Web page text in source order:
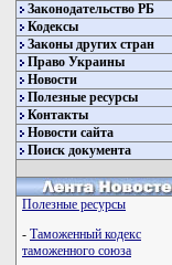
Законодательство РБ
Кодексы
Законы других стран
Право Украины
Новости
Полезные ресурсы
Контакты
Новости сайта
Поиск документа
Полезные ресурсы
- Таможенный кодекс
таможенного союза